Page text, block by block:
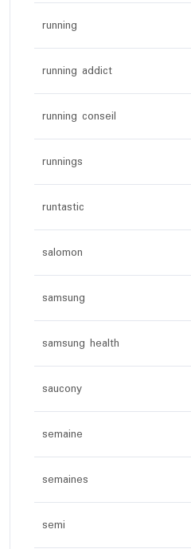
running
running addict
running conseil
runnings
runtastic
salomon
samsung
samsung health
saucony
semaine
semaines
semi